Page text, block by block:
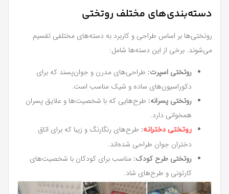
دسته‌بندی‌های مختلف روتختی
روتختی‌ها بر اساس طراحی و کاربرد به دسته‌های مختلفی تقسیم
می‌شوند. برخی از این دسته‌ها شامل:
روتختی اسپرت: طراحی‌های مدرن و جوان‌پسند که برای
دکوراسیون‌های ساده و شیک مناسب است.
روتختی پسرانه: طرح‌هایی که با شخصیت‌ها و علایق پسران
همخوانی دارد.
روتختی دخترانه: طرح‌های رنگارنگ و زیبا که برای اتاق
دختران جوان طراحی شده‌اند.
روتختی طرح کودک: مناسب برای کودکان با شخصیت‌های
کارتونی و طرح‌های شاد.